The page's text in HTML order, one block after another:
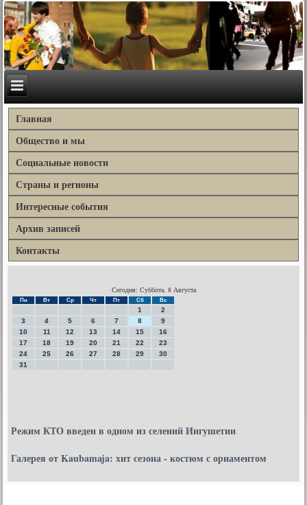
Главная
Общество и мы
Социальные новости
Страны и регионы
Интересные события
Архив записей
Контакты
Сегодня: Суббота, 8 Августа
Пн Вт Ср Чт Пт Сб Вс
1
2
3
4 5 6 7 8
9
10
11 12 13 14 15
16
17
18 19 20 21 22
23
24
25 26 27 28 29
30
31
Режим КТО введен в одном из селений Ингушетии
Галерея от Kaubamaja: хит сезона - костюм с орнаментом